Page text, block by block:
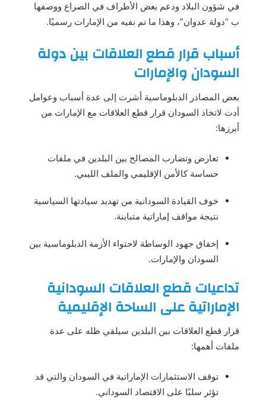
في شؤون البلاد ودعم بعض الأطراف في الصراع ووصفها
ب “دولة عدوان”، وهذا ما تم نفيه من الإمارات رسميًا.
أسباب قرار قطع العلاقات بين دولة
السودان والإمارات
بعض المصادر الدبلوماسية أشرت إلى عدة أسباب وعوامل
أدت لاتخاذ السودان قرار قطع العلاقات مع الإمارات من
أبرزها:
تعارض وتضارب المصالح بين البلدين في ملفات
حساسة كالأمن الإقليمي والملف الليبي.
خوف القيادة السودانية من تهديد سيادتها السياسية
نتيجة مواقف إماراتية متباينة.
إخفاق جهود الوساطة لاحتواء الأزمة الدبلوماسية بين
السودان والإمارات.
تداعيات قطع العلاقات السودانية
الإماراتية على الساحة الإقليمية
قرار قطع العلاقات بين البلدين سيلقي ظله على عدة
ملفات أهمها:
توقف الاستثمارات الإماراتية في السودان والتي قد
تؤثر سلبًا على الاقتصاد السوداني.